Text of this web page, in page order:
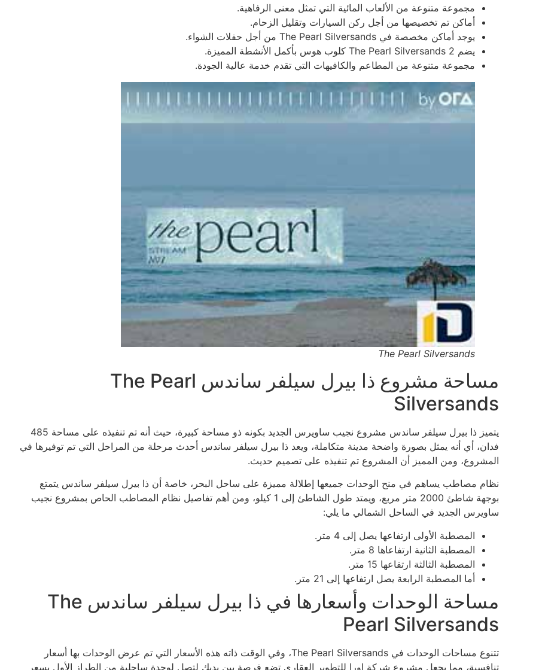
مجموعة متنوعة من الألعاب المائية التي تمثل معنى الرفاهية.
أماكن تم تخصيصها من أجل ركن السيارات وتقليل الزحام.
يوجد أماكن مخصصة في The Pearl Silversands من أجل حفلات الشواء.
يضم The Pearl Silversands 2 كلوب هوس بأكمل الأنشطة المميزة.
مجموعة متنوعة من المطاعم والكافيهات التي تقدم خدمة عالية الجودة.
The Pearl Silversands
مساحة مشروع ذا بيرل سيلفر ساندس The Pearl
Silversands
يتميز ذا بيرل سيلفر ساندس مشروع نجيب ساويرس الجديد بكونه ذو مساحة كبيرة، حيث أنه تم تنفيذه على مساحة 485
فدان، أي أنه يمثل بصورة واضحة مدينة متكاملة، ويعد ذا بيرل سيلفر ساندس أحدث مرحلة من المراحل التي تم توفيرها في
المشروع، ومن المميز أن المشروع تم تنفيذه على تصميم حديث.
نظام مصاطب يساهم في منح الوحدات جميعها إطلالة مميزة على ساحل البحر، خاصة أن ذا بيرل سيلفر ساندس يتمتع
بوجهة شاطئ 2000 متر مربع، ويمتد طول الشاطئ إلى 1 كيلو، ومن أهم تفاصيل نظام المصاطب الحاص بمشروع نجيب
ساويرس الجديد في الساحل الشمالي ما يلي:
المصطبة الأولى ارتفاعها يصل إلى 4 متر.
المصطبة الثانية ارتفاعاها 8 متر.
المصطبة الثالثة ارتفاعها 15 متر.
أما المصطبة الرابعة يصل ارتفاعها إلى 21 متر.
مساحة الوحدات وأسعارها في ذا بيرل سيلفر ساندس The
Pearl Silversands
تتنوع مساحات الوحدات في The Pearl Silversands، وفي الوقت ذاته هذه الأسعار التي تم عرض الوحدات بها أسعار
تنافسية، مما يجعل مشروع شركة اورا للتطوير العقاري تضع فرصة بين يديك لتصل لوحدة ساحلية من الطراز الأول بسعر